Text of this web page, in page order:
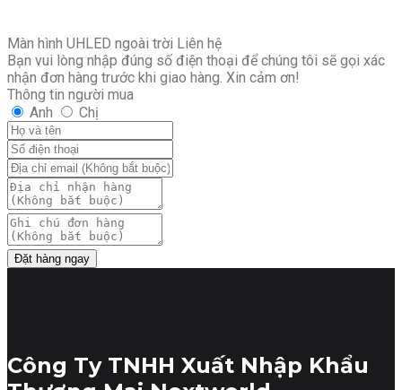
Màn hình UHLED ngoài trời Liên hệ
Bạn vui lòng nhập đúng số điện thoại để chúng tôi sẽ gọi xác
nhận đơn hàng trước khi giao hàng. Xin cảm ơn!
Thông tin người mua
Anh
Chị
Đặt hàng ngay
Công Ty TNHH Xuất Nhập Khẩu